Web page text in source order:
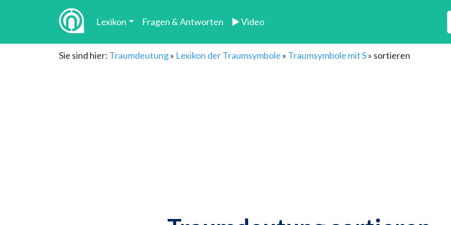
Lexikon Fragen & Antworten ► Video
Sie sind hier: Traumdeutung» Lexikon der Traumsymbole » Traumsymbole mit S» sortieren